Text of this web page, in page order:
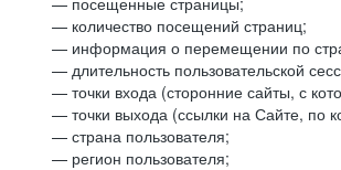
— количество посещений страниц;
— информация о перемещении по
— длительность пользовательской
— точки входа (сторонние сайты, с
— точки выхода (ссылки на Сайте, по
— страна пользователя;
— регион пользователя;